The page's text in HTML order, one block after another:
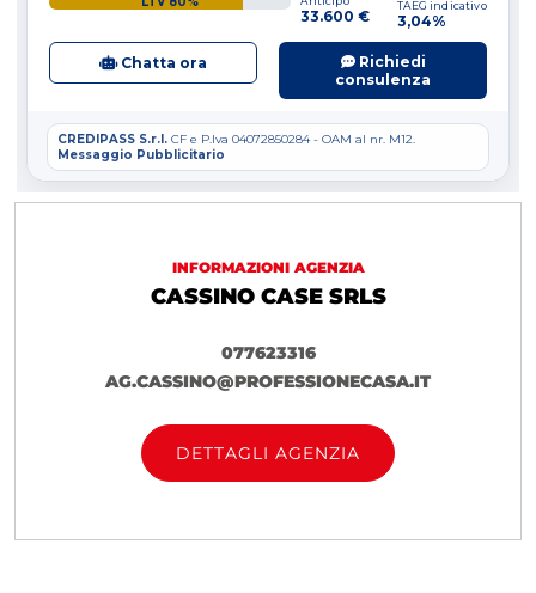
L'immobile è perfettamente collegato ai principali
servizi e alle vie di comunicazione, garantendo un
facile accesso a negozi, ristoranti, scuole e mezzi
pubblici. Inoltre, la presenza di parcheggi nelle
vicinanze rende comodo il parcheggio per gli
abitanti e per gli ospiti.
tranquillità e comfort nel cuore della città.
Contattaci oggi stesso per organizzare una visita
meravigliosa proprietà.
immobile e per altre nostre proposte potrete
contattarci telefonicamente al recapito 077623316
INFORMAZIONI AGENZIA
CASSINO CASE SRLS
077623316
AG.CASSINO@PROFESSIONECASA.IT
DETTAGLI AGENZIA